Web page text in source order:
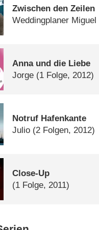
Zwischen den Zeilen
Weddingplaner Miguel
Anna und die Liebe
Jorge (1 Folge, 2012)
Notruf Hafenkante
Julio (2 Folgen, 2012)
Close-Up
(1 Folge, 2011)